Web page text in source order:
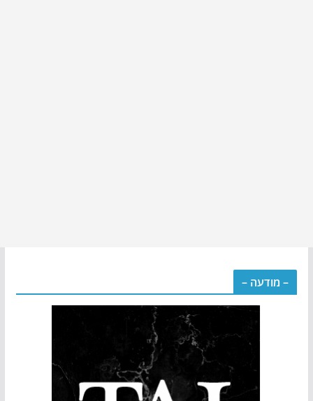
– מודעה –